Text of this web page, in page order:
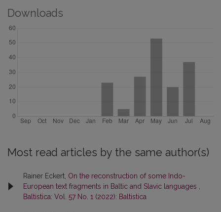
Downloads
Most read articles by the same author(s)
Rainer Eckert, On the reconstruction of some Indo-
European text fragments in Baltic and Slavic languages
Baltistica: Vol. 57 No. 1 (2022): Baltistica